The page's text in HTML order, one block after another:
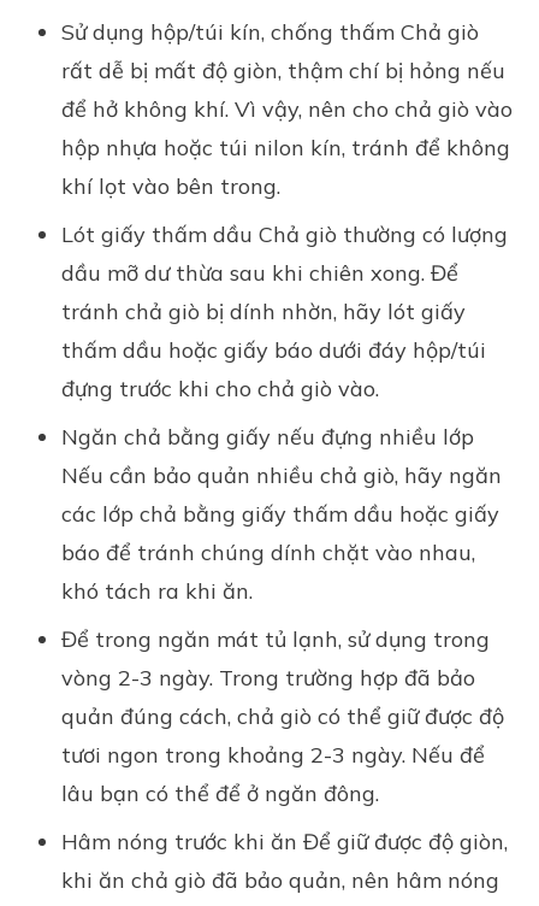
Sử dụng hộp/túi kín, chống thấm Chả giò
rất dễ bị mất độ giòn, thậm chí bị hỏng nếu
để hở không khí. Vì vậy, nên cho chả giò vào
hộp nhựa hoặc túi nilon kín, tránh để không
khí lọt vào bên trong.
Lót giấy thấm dầu Chả giò thường có lượng
dầu mỡ dư thừa sau khi chiên xong. Để
tránh chả giò bị dính nhờn, hãy lót giấy
thấm dầu hoặc giấy báo dưới đáy hộp/túi
đựng trước khi cho chả giò vào.
Ngăn chả bằng giấy nếu đựng nhiều lớp
Nếu cần bảo quản nhiều chả giò, hãy ngăn
các lớp chả bằng giấy thấm dầu hoặc giấy
báo để tránh chúng dính chặt vào nhau,
khó tách ra khi ăn.
Để trong ngăn mát tủ lạnh, sử dụng trong
vòng 2-3 ngày. Trong trường hợp đã bảo
quản đúng cách, chả giò có thể giữ được độ
tươi ngon trong khoảng 2-3 ngày. Nếu để
lâu bạn có thể để ở ngăn đông.
Hâm nóng trước khi ăn Để giữ được độ giòn,
khi ăn chả giò đã bảo quản, nên hâm nóng